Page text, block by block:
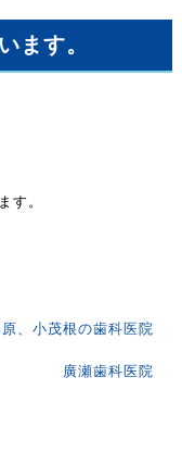
ます。
す。
、小茂根の歯科医院
廣瀬歯科医院